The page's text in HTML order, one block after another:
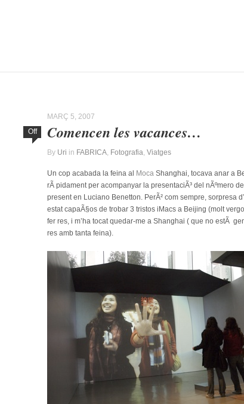
MARÇ 5, 2007
Off
Comencen les vacances…
By Uri in FABRICA, Fotografia, Viatges
Un cop acabada la feina al Moca Shanghai, tocava anar a
rÃ pidament per acompanyar la presentaciÃ³ del nÃºmero de
present en Luciano Benetton. PerÃ² com sempre, sorpresa
estat capaÃ§os de trobar 3 tristos iMacs a Beijing (molt
fer res, i m’ha tocat quedar-me a Shanghai ( que no estÃ
res amb tanta feina).